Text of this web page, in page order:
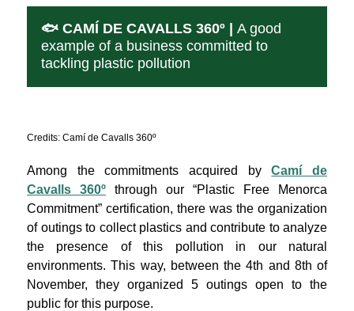
🐟 CAMÍ DE CAVALLS 360º | A good
example of a business committed to
tackling plastic pollution
Credits: Camí de Cavalls 360º
Among the commitments acquired byCamí de
Cavalls 360º through our “Plastic Free Menorca
Commitment” certification, there was the organization
of outings to collect plastics and contribute to analyze
the presence of this pollution in our natural
environments. This way, between the 4th and 8th of
November, they organized 5 outings open to the
public for this purpose.